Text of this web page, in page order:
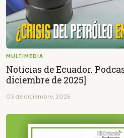
MULTIMEDIA
Noticias de Ecuador.
diciembre de 2025]
03 de diciembre, 2025